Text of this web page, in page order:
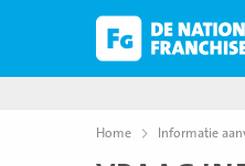
Home Informatie